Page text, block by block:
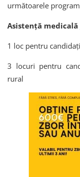
următoarele
Asistenţă medicală
1 loc pentru
3 locuri pentru
rural